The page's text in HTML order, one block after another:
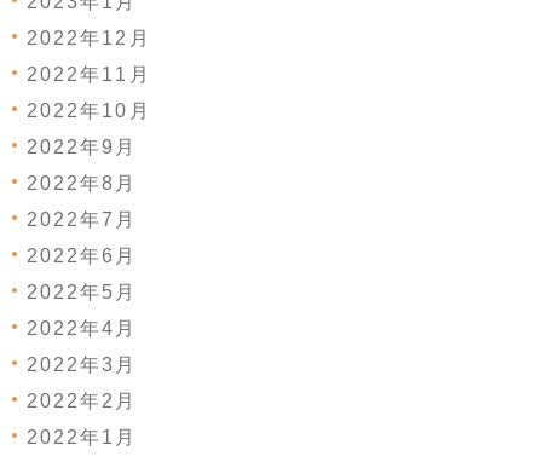
2022年12月
2022年11月
2022年10月
2022年9月
2022年8月
2022年7月
2022年6月
2022年5月
2022年4月
2022年3月
2022年2月
2022年1月